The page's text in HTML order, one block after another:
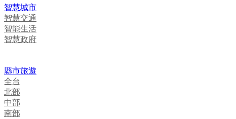
智慧城市
智慧交通
智能生活
智慧政府
縣市旅遊
全台
北部
中部
南部